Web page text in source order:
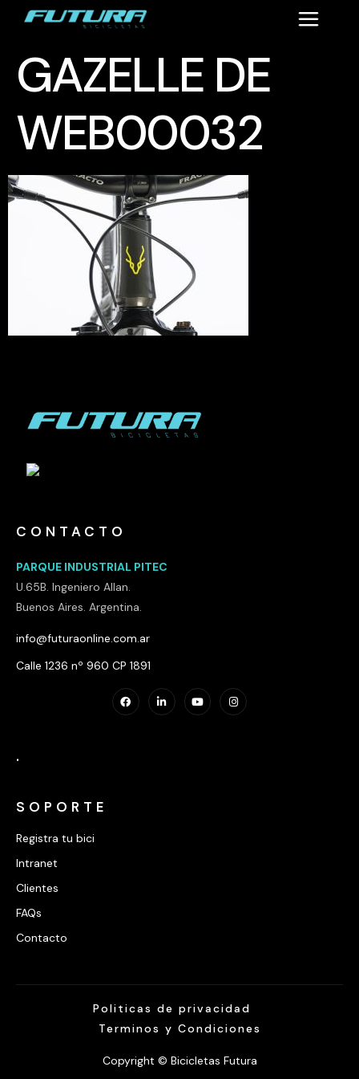
GAZELLE DE
WEB00032
CONTACTO
PARQUE INDUSTRIAL PITEC
U.65B. Ingeniero Allan.
Buenos Aires. Argentina.
info@futuraonline.com.ar
Calle 1236 nº 960 CP 1891
.
SOPORTE
Registra tu bici
Intranet
Clientes
FAQs
Contacto
Copyright © Bicicletas Futura
Politicas de privacidad
Terminos y Condiciones